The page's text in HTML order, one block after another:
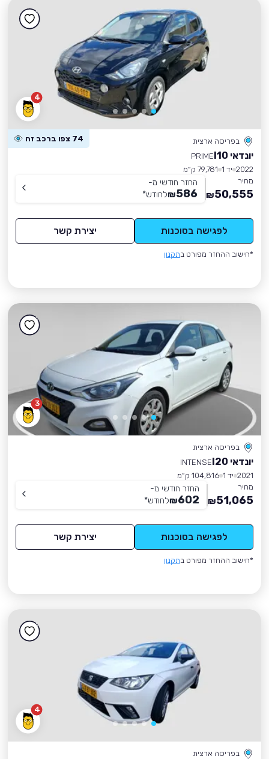
4
בפריסה ארצית 74 צפו ברכב זה
יונדאי I10
PRIME
2022 יד 1
79,781 ק״מ
מחיר
50,555
₪
החזר חודשי מ-
586
₪לחודש*
לפגישה בסוכנות יצירת קשר
*חישוב ההחזר מפורט בתקנון
3
בפריסה ארצית
יונדאי I20
INTENSE
2021 יד 1
104,816 ק״מ
מחיר
51,065
₪
החזר חודשי מ-
602
₪לחודש*
לפגישה בסוכנות יצירת קשר
*חישוב ההחזר מפורט בתקנון
4
בפריסה ארצית